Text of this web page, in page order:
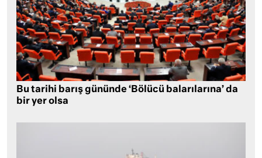
Bu tarihi barış gününde ‘Bölücü balarılarına’ da
bir yer olsa